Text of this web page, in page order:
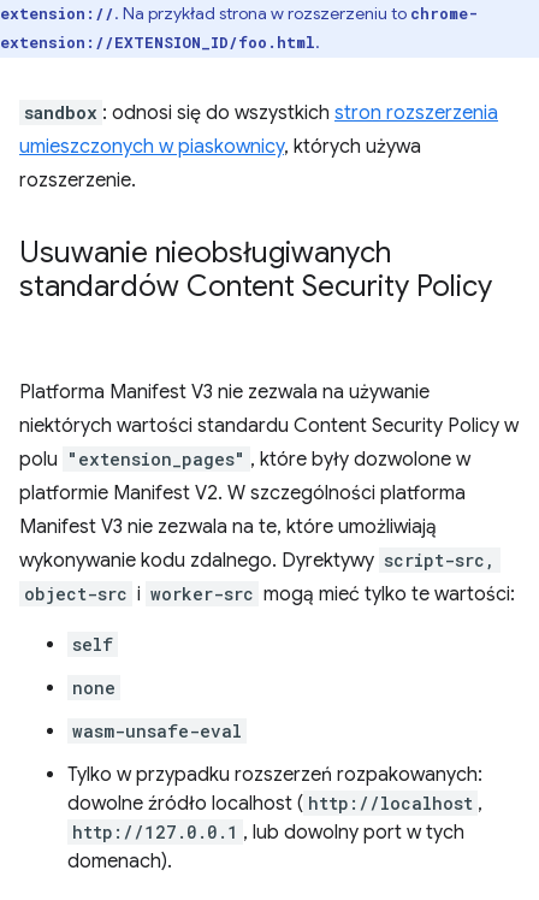
extension://. Na przykład strona w rozszerzeniu to chrome-
extension://EXTENSION_ID/foo.html.
sandbox : odnosi się do wszystkich stron rozszerzenia
umieszczonych w piaskownicy, których używa
rozszerzenie.
Usuwanie nieobsługiwanych
standardów Content Security Policy
Platforma Manifest V3 nie zezwala na używanie
niektórych wartości standardu Content Security Policy w
polu "extension_pages" , które były dozwolone w
platformie Manifest V2. W szczególności platforma
Manifest V3 nie zezwala na te, które umożliwiają
wykonywanie kodu zdalnego. Dyrektywy script-src,
object-src i worker-src mogą mieć tylko te wartości:
self
none
wasm-unsafe-eval
Tylko w przypadku rozszerzeń rozpakowanych:
dowolne źródło localhost ( http://localhost ,
http://127.0.0.1 , lub dowolny port w tych
domenach).